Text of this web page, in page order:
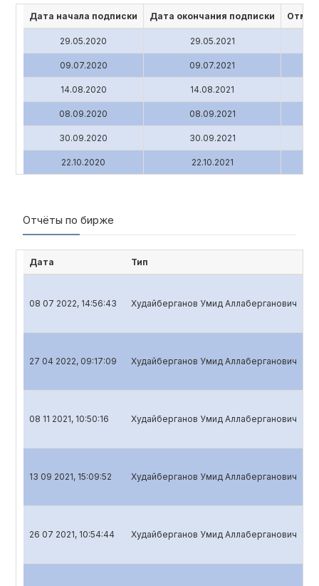
Дата начала подписки Дата окончания подписки
29.05.2020 29.05.2021
09.07.2020 09.07.2021
14.08.2020 14.08.2021
08.09.2020 08.09.2021
30.09.2020 30.09.2021
22.10.2020 22.10.2021
Отчёты по бирже
Дата Тип
08 07 2022, 14:56:43 Худайберганов Умид Аллаберганович
27 04 2022, 09:17:09 Худайберганов Умид Аллаберганович
08 11 2021, 10:50:16 Худайберганов Умид Аллаберганович
13 09 2021, 15:09:52 Худайберганов Умид Аллаберганович
26 07 2021, 10:54:44 Худайберганов Умид Аллаберганович